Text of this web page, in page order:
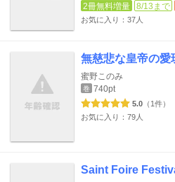
2冊無料増量
8/13まで
お気に入り：37人
無慈悲な皇帝の愛
蜜野このみ
巻 740pt
5.0 （1件）
お気に入り：79人
Saint Foire